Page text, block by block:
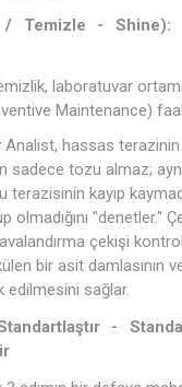
Temizle - Shine):
laboratuvar
Maintenance)
Analist, hassas terazinin
sadece tozu almaz;
terazisinin kayıp
olmadığını "denetler."
çekişi
bir asit damlasının
edilmesini sağlar.
-